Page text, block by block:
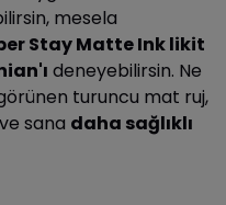
mesela
Stay Matte Ink likit
deneyebilirsin. Ne
turuncu mat ruj,
sana daha sağlıklı